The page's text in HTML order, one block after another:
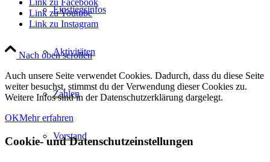
Einstiegsinfos
Aktivitäten
Zahlen
Vorstand
Link zu Facebook
Link zu Youtube
Link zu Instagram
Nach oben scrollen
Auch unsere Seite verwendet Cookies. Dadurch, dass du diese Seite
weiter besuchst, stimmst du der Verwendung dieser Cookies zu.
Weitere Infos sind in der Datenschutzerklärung dargelegt.
OKMehr erfahren
Cookie- und Datenschutzeinstellungen